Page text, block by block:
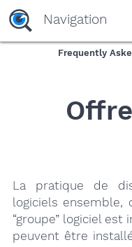
yaaaeag20
Navigation
Frequently
La pratique de
logiciels
“groupe” logiciel
peuvent être